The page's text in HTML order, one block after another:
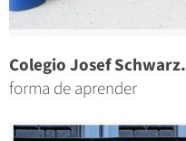
Colegio Josef Schwarz.
forma de aprender